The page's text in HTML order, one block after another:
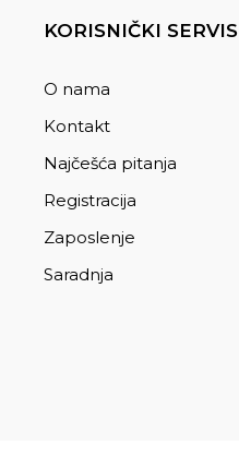
KORISNIČKI SERVIS
O nama
Kontakt
Najčešća pitanja
Registracija
Zaposlenje
Saradnja